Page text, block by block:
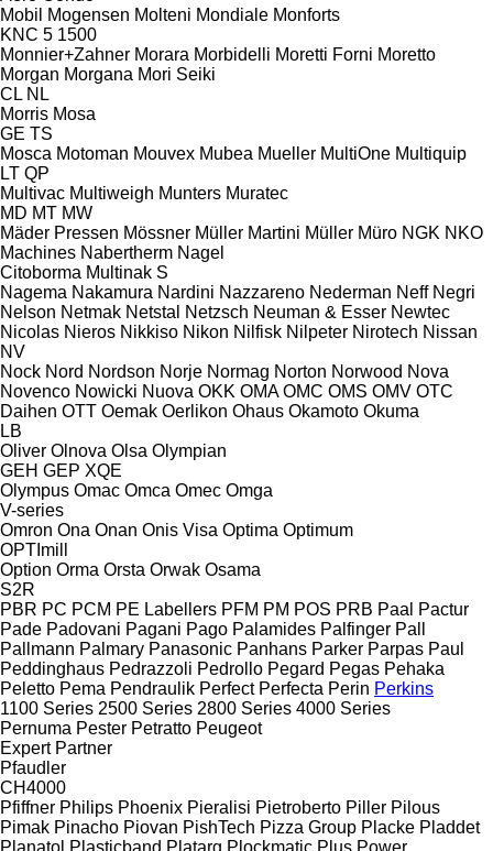
Mobil
Mogensen Molteni Mondiale Monforts
KNC 5 1500
Monnier+Zahner Morara Morbidelli Moretti Forni Moretto
Morgan Morgana Mori Seiki
CL NL
Morris Mosa
GE TS
Mosca Motoman Mouvex Mubea Mueller MultiOne Multiquip
LT QP
Multivac Multiweigh Munters Muratec
MD MT MW
Mäder Pressen Mössner Müller Martini Müller Müro NGK NKO
Machines Nabertherm Nagel
Citoborma Multinak S
Nagema Nakamura Nardini Nazzareno Nederman Neff Negri
Nelson Netmak Netstal Netzsch Neuman & Esser Newtec
Nicolas Nieros Nikkiso Nikon Nilfisk Nilpeter Nirotech Nissan
NV
Nock Nord Nordson Norje Normag Norton Norwood Nova
Novenco Nowicki Nuova OKK OMA OMC OMS OMV OTC
Daihen OTT Oemak Oerlikon Ohaus Okamoto Okuma
LB
Oliver Olnova Olsa Olympian
GEH GEP XQE
Olympus Omac Omca Omec Omga
V-series
Omron Ona Onan Onis Visa Optima Optimum
OPTImill
Option Orma Orsta Orwak Osama
S2R
PBR PC PCM PE Labellers PFM PM POS PRB Paal
Pactur
Pade Padovani Pagani Pago Palamides Palfinger Pall
Pallmann Palmary Panasonic Panhans Parker Parpas Paul
Peddinghaus Pedrazzoli Pedrollo Pegard Pegas Pehaka
Peletto Pema Pendraulik Perfect Perfecta Perin Perkins
1100 Series 2500 Series 2800 Series 4000 Series
Pernuma Pester Petratto Peugeot
Expert Partner
Pfaudler
CH4000
Pfiffner Philips Phoenix Pieralisi Pietroberto Piller Pilous
Pimak Pinacho Piovan PishTech Pizza Group Placke Pladdet
Planatol Plasticband Platarg Plockmatic Plus Power